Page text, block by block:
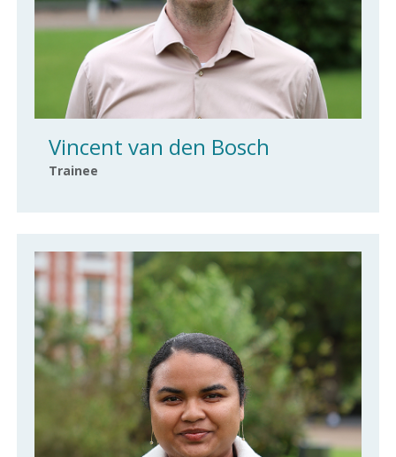
Vincent van den Bosch
Trainee